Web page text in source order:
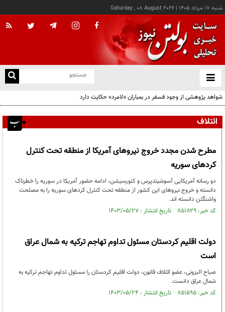
شنبه ۱۷ مرداد ۱۴۰۵ |
Saturday , 08 August 2026
باز
و
شواهد پژوهشی از وجود فسفر در بمباران «لامرد» حکایت دارد
ائتلاف
مطرح شدن مجدد خروج نیروهای آمریکا از منطقه تحت کنترل
کردهای سوریه
دو رسانه آمریکایی آسوشیتدپرس و کنورسیشن، ادامه حضور آمریکا در سوریه را خطرناک
دانسته و خروج نیروهای این کشور از منطقه تحت کنترل کردهای سوریه را به مصلحت
واشنگتن دانسته اند.
کد خبر: ۸۵۱۸۲۹ تاریخ انتشار : ۱۴۰۳/۰۵/۲۷
دولت اقلیم کردستان مسئول تداوم تهاجم ترکیه به شمال عراق
است
صباح البزونی، عضو ائتلاف قانون، دولت اقلیم کردستان را مسئول تداوم تهاجم ترکیه به
شمال عراق دانست.
کد خبر: ۸۵۱۵۹۵ تاریخ انتشار : ۱۴۰۳/۰۵/۲۴